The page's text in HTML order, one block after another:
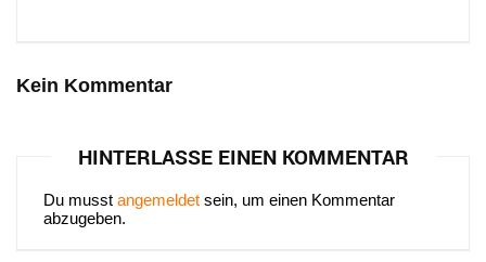
Kein Kommentar
HINTERLASSE EINEN KOMMENTAR
Du musst angemeldet sein, um einen Kommentar
abzugeben.